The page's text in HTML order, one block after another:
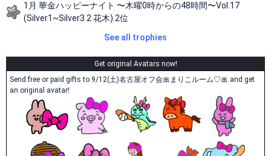
1月 華金ハッピーナイト 〜木曜0時からの48時間〜Vol.17
(Silver1~Silver3 2 花木) 2位
See all trophies
Get original Avatars now!
Send free or paid gifts to 9/12(土)名古屋オフ会🎀まりこルーム♡🎀 and get
an original avatar!